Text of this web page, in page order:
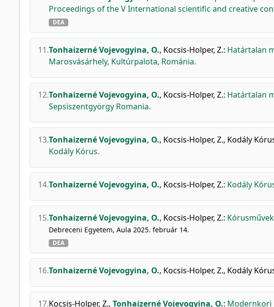
Proceedings of the V International scientific and creative
DEA
11.Tonhaizerné Vojevogyina, O., Kocsis-Holper, Z.: Határtalan
Marosvásárhely, Kultúrpalota, Románia.
12.Tonhaizerné Vojevogyina, O., Kocsis-Holper, Z.: Határtalan
Sepsiszentgyörgy Romania.
13.Tonhaizerné Vojevogyina, O., Kocsis-Holper, Z., Kodály
Kodály Kórus.
14.Tonhaizerné Vojevogyina, O., Kocsis-Holper, Z.: Kodály
15.Tonhaizerné Vojevogyina, O., Kocsis-Holper, Z.:
Debreceni Egyetem, Aula 2025. február 14.
DEA
16.Tonhaizerné Vojevogyina, O., Kocsis-Holper, Z., Kodály
17.Kocsis-Holper, Z., Tonhaizerné Vojevogyina, O.: Modernkori